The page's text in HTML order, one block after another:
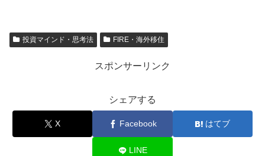
投資マインド・思考法 FIRE・海外移住
スポンサーリンク
シェアする
X Facebook はてブ
LINE